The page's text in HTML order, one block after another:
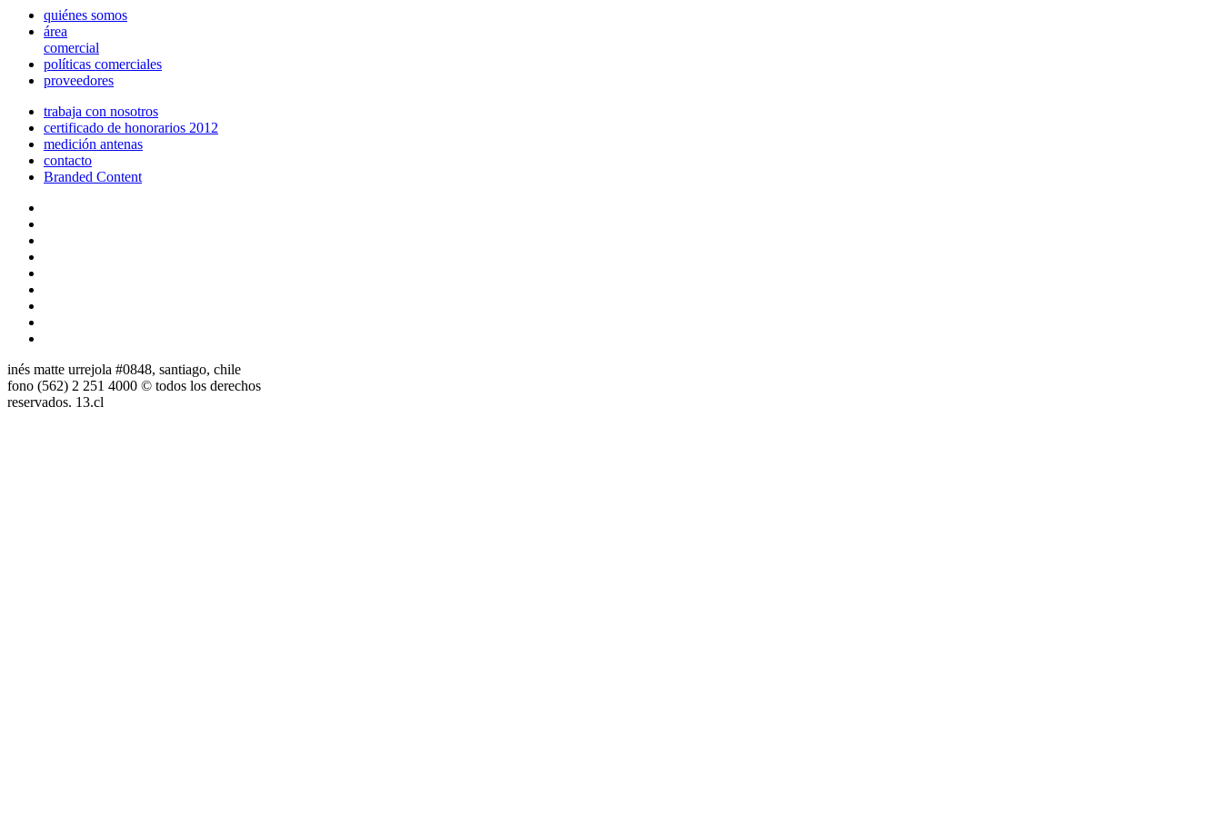
quiénes somos
área
comercial
políticas comerciales
proveedores
trabaja con nosotros
certificado de honorarios 2012
medición antenas
contacto
Branded Content
inés matte urrejola #0848, santiago, chile
fono (562) 2 251 4000 © todos los derechos
reservados. 13.cl